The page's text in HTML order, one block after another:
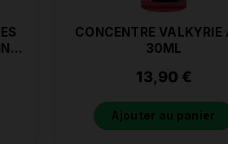
CONCENTRE VALKYRIE
30ML
13,90 €
Ajouter au panier